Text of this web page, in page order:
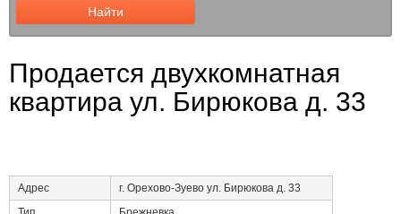
Найти
Продается двухкомнатная
квартира ул. Бирюкова д. 33
Адрес
г. Орехово-Зуево ул. Бирюкова д. 33